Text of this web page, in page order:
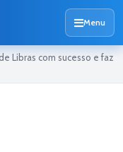
Menu
Libras com sucesso e faz